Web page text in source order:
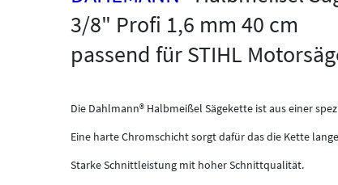
3/8" Profi 1,6 mm 40 cm
passend für STIHL
Die Dahlmann® Halbmeißel Sägekette ist aus einer
Eine harte Chromschicht sorgt dafür das die Kette
Starke Schnittleistung mit hoher Schnittqualität.